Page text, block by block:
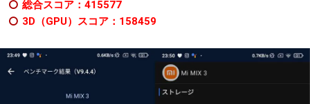
総合スコア：415577
3D（GPU）スコア：158459